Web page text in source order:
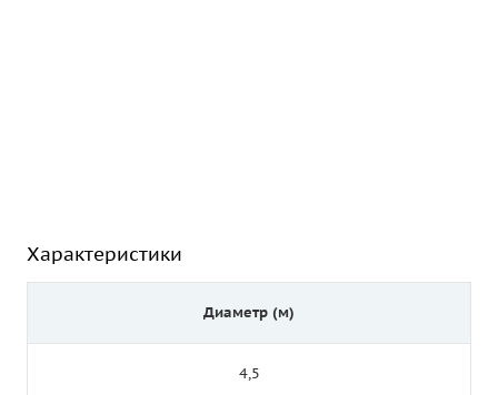
Характеристики
Диаметр (м)
4,5